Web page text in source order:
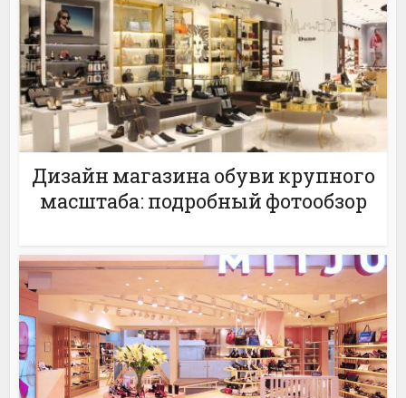
Дизайн магазина обуви крупного
масштаба: подробный фотообзор